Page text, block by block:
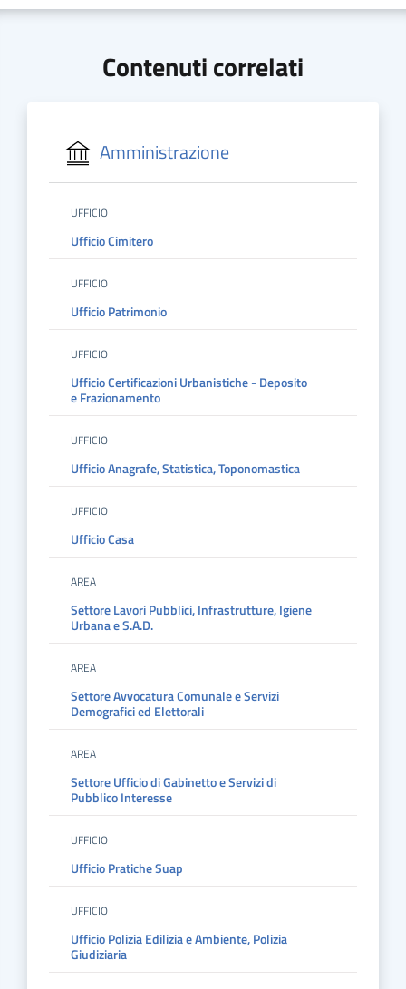
Contenuti correlati
Amministrazione
UFFICIO
Ufficio Cimitero
UFFICIO
Ufficio Patrimonio
UFFICIO
Ufficio Certificazioni Urbanistiche - Deposito
e Frazionamento
UFFICIO
Ufficio Anagrafe, Statistica, Toponomastica
UFFICIO
Ufficio Casa
AREA
Settore Lavori Pubblici, Infrastrutture, Igiene
Urbana e S.A.D.
AREA
Settore Avvocatura Comunale e Servizi
Demografici ed Elettorali
AREA
Settore Ufficio di Gabinetto e Servizi di
Pubblico Interesse
UFFICIO
Ufficio Pratiche Suap
UFFICIO
Ufficio Polizia Edilizia e Ambiente, Polizia
Giudiziaria